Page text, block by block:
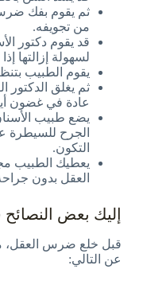
ثم يقوم بفك
من تجويفه.
قد يقوم دكتور
لسهولة إزالتها
يقوم الطبيب
ثم يغلق الدكتور
عادة في غضون
يضع طبيب
الجرح للسيطرة
التكون.
يعطيك الطبيب
العقل بدون
إليك بعض
قبل خلع ضرس العقل،
عن التالي: